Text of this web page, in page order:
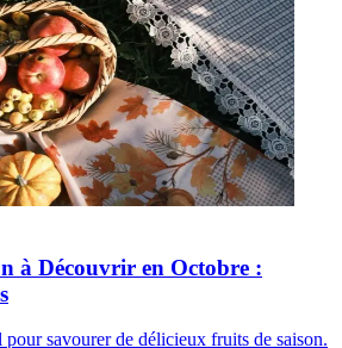
à Découvrir en Octobre :
savourer de délicieux fruits de saison.